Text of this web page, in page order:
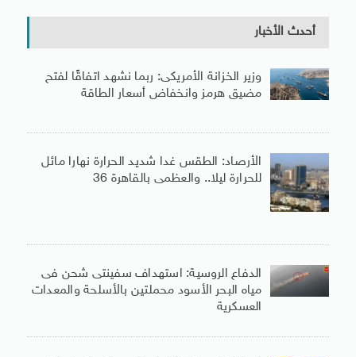
أحدث الأخبار
وزير الخزانة الأمريكى: ربما نشهد اتفاقًا لفتح
مضيق هرمز وانخفاض أسعار الطاقة
الأرصاد: الطقس غدا شديد الحرارة نهارا مائل
للحرارة ليلا.. والعظمى بالقاهرة 36
الدفاع الروسية: استهداف سفينتى شحن فى
مياه البحر الأسود محملتين بالأسلحة والمعدات
العسكرية